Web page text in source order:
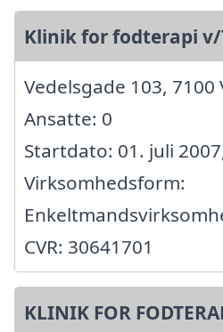
Klinik for fodterapi
Vedelsgade 103, 7100
Ansatte: 0
Startdato: 01. juli
Virksomhedsform:
CVR: 30641701
KLINIK FOR